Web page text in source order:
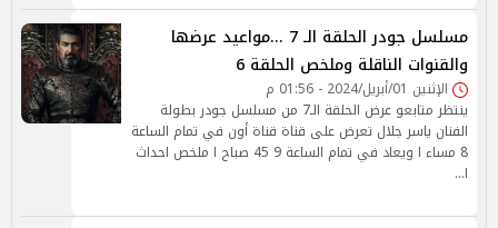
مسلسل جودر الحلقة الـ 7 ...مواعيد عرضها
والقنوات الناقلة وملخص الحلقة 6
الإثنين 01/أبريل/2024 - 01:56 م
ينتظر متابعو عرض الحلقة الـ7 من مسلسل جودر بطولة
الفنان ياسر جلال تعرض على قناة قناة أون في تمام الساعة
8 مساء ا ويعاد في تمام الساعة 9 45 صباح ا ملخص احداث
ا…